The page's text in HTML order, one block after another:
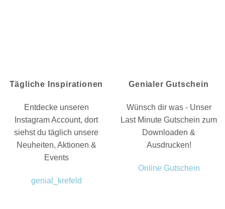
Tägliche Inspirationen
Entdecke unseren
Instagram Account, dort
siehst du täglich unsere
Neuheiten, Aktionen &
Events
genial_krefeld
Genialer Gutschein
Wünsch dir was - Unser
Last Minute Gutschein zum
Downloaden &
Ausdrucken!
Online Gutschein